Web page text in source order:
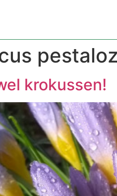
krokussen!